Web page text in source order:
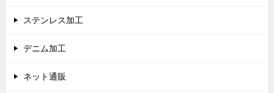
ステンレス加工
デニム加工
ネット通販